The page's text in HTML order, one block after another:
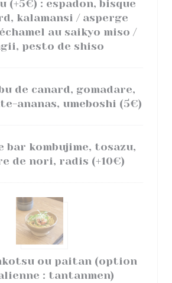
(+5€) : espadon, bisque
kalamansi / asperge
au saikyo miso /
pesto de shiso
de canard, gomadare,
ananas, umeboshi (5€)
bar kombujime, tosazu,
de nori, radis (+10€)
ou paitan (option
: tantanmen)